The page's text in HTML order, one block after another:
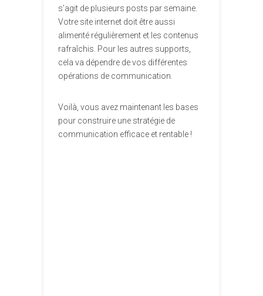
s’agit de plusieurs posts par semaine.
Votre site internet doit être aussi
alimenté régulièrement et les contenus
rafraîchis. Pour les autres supports,
cela va dépendre de vos différentes
opérations de communication.
Voilà, vous avez maintenant les bases
pour construire une stratégie de
communication efficace et rentable !